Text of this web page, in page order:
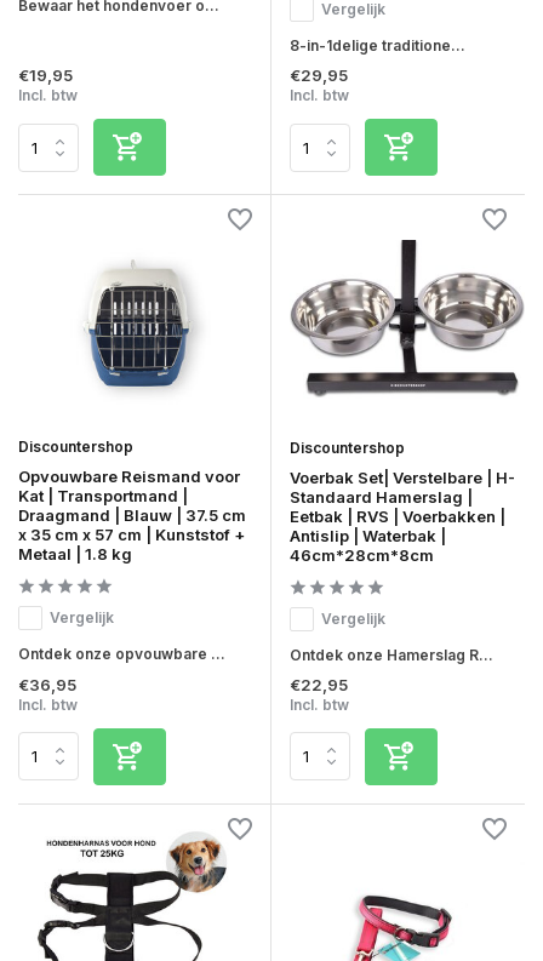
Bewaar het hondenvoer o...
€19,95
Incl. btw
Vergelijk
8-in-1delige traditione...
€29,95
Incl. btw
Discountershop
Opvouwbare Reismand voor
Kat | Transportmand |
Draagmand | Blauw | 37.5 cm
x 35 cm x 57 cm | Kunststof +
Metaal | 1.8 kg
Vergelijk
Ontdek onze opvouwbare ...
€36,95
Incl. btw
Discountershop
Voerbak Set| Verstelbare | H-
Standaard Hamerslag |
Eetbak | RVS | Voerbakken |
Antislip | Waterbak |
46cm*28cm*8cm
Vergelijk
Ontdek onze Hamerslag R...
€22,95
Incl. btw